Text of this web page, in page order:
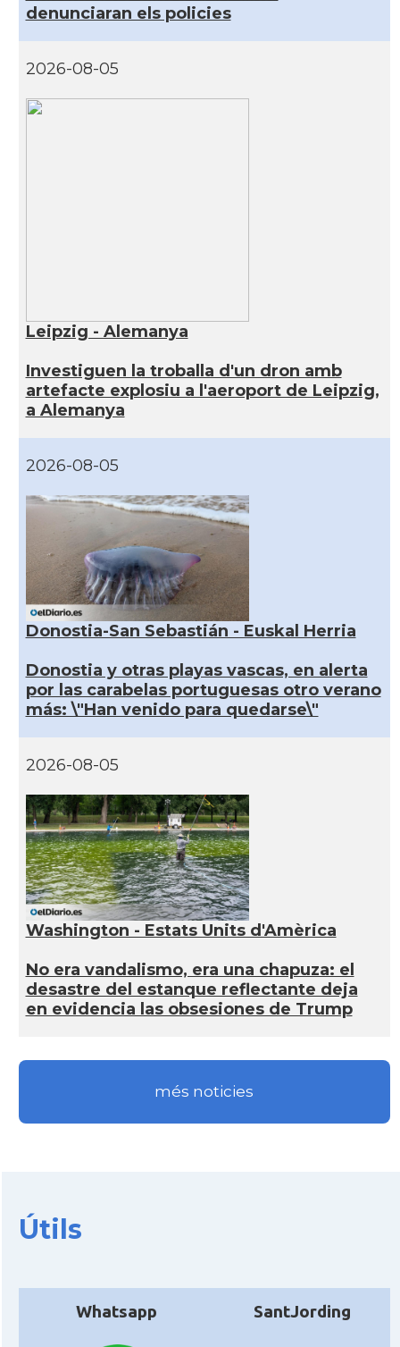
denunciaran els policies
2026-08-05
Leipzig - Alemanya
Investiguen la troballa d'un dron amb
artefacte explosiu a l'aeroport de Leipzig,
a Alemanya
2026-08-05
Donostia-San Sebastián - Euskal Herria
Donostia y otras playas vascas, en alerta
por las carabelas portuguesas otro verano
más: \"Han venido para quedarse\"
2026-08-05
Washington - Estats Units d'Amèrica
No era vandalismo, era una chapuza: el
desastre del estanque reflectante deja
en evidencia las obsesiones de Trump
més noticies
Útils
Whatsapp SantJording